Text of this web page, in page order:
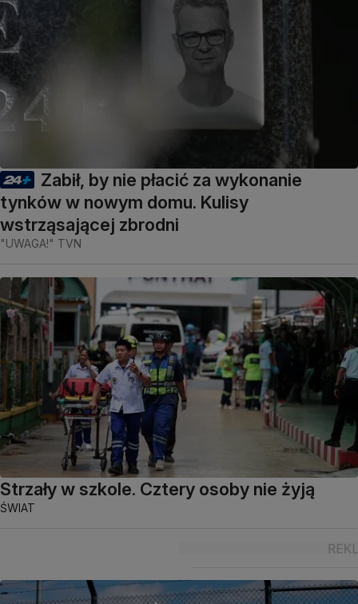
Zabił, by nie płacić za wykonanie
tynków w nowym domu. Kulisy
wstrząsającej zbrodni
"UWAGA!" TVN
Strzały w szkole. Cztery osoby nie żyją
ŚWIAT